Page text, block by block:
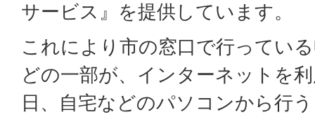
サービス』を提供しています。
これにより市の窓口で行ってい
どの一部が、インターネットを
日、自宅などのパソコンから行